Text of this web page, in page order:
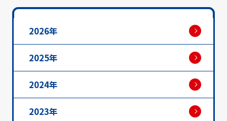
2026年
2025年
2024年
2023年